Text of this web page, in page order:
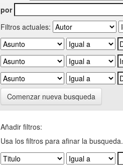
por
Filtros actuales:
Comenzar nueva busqueda
Añadir filtros:
Usa los filtros para afinar la busqueda.